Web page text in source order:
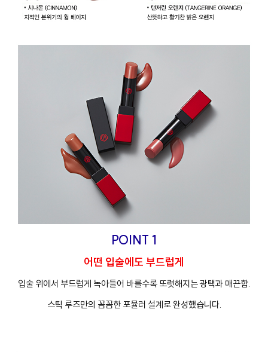
클렌징
POINT 1
어떤 입술에도 부드럽게
입술 위에서 부드럽게 녹아들어 바를수록 또렷해지는 광택과 매끈함.
스틱 루즈만의 꼼꼼한 포뮬러 설계로 완성했습니다.